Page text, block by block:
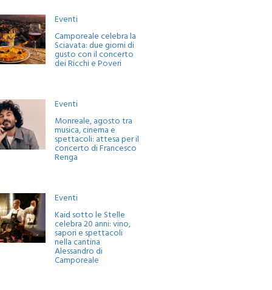
Eventi
Camporeale celebra la
Sciavata: due giorni di
gusto con il concerto
dei Ricchi e Poveri
Eventi
Monreale, agosto tra
musica, cinema e
spettacoli: attesa per il
concerto di Francesco
Renga
Eventi
Kaid sotto le Stelle
celebra 20 anni: vino,
sapori e spettacoli
nella cantina
Alessandro di
Camporeale